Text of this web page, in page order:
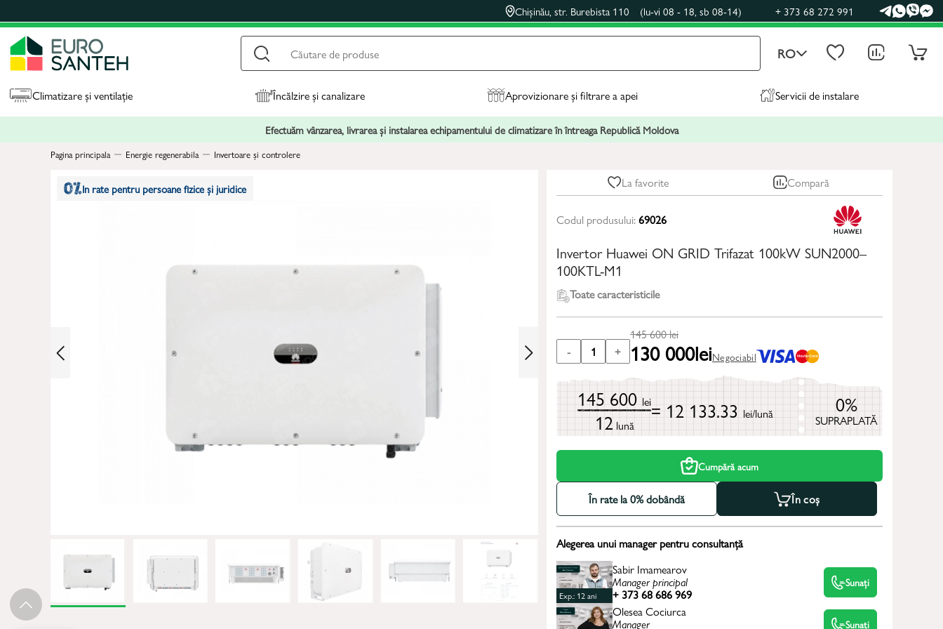
Chișinău, str. Burebista 110 (lu-vi 08 - 18, sb 08-14) + 373 68 272 991
RO
Climatizare și ventilație Încălzire și canalizare Aprovizionare și filtrare a apei Servicii de instalare
Efectuăm vânzarea, livrarea și instalarea echipamentului de climatizare în întreaga Republică Moldova
Pagina principala Energie regenerabila Invertoare și controlere
In rate pentru persoane fizice și juridice La favorite Compară
Codul produsului:69026
Invertor Huawei ON GRID Trifazat 100kW SUN2000–
100KTL-M1
Toate caracteristicile
- 1 +
145 600lei
130 000leiNegociabil
145 600 lei
12 lună
= 12 133.33 lei/lună 0%
SUPRAPLATĂ
Cumpără acum
În rate la 0% dobândă În coș
Alegerea unui manager pentru consultanță
Exp.: 12 ani
Sabir Imamearov
Manager principal
+ 373 68 686 969
Sunați
Olesea Cociurca
Manager Sunați